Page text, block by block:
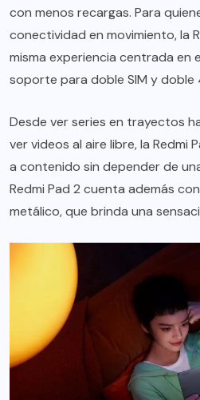
con menos recargas. Para
conectividad en movimiento, la
misma experiencia centrada en
soporte para doble SIM y doble
Desde ver series en trayectos
ver videos al aire libre, la Redmi
a contenido sin depender de
Redmi Pad 2 cuenta además
metálico, que brinda una